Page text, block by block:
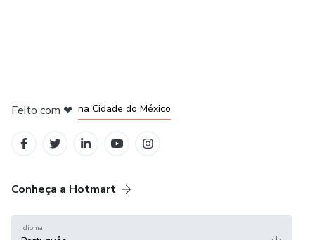
Feito com ❤ na Cidade do México
Conheça a Hotmart
Idioma